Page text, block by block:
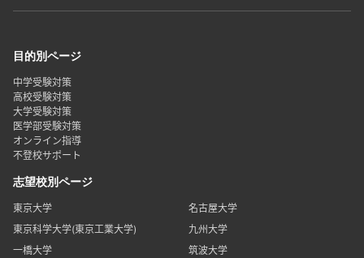
目的別ページ
中学受験対策
高校受験対策
大学受験対策
医学部受験対策
オンライン指導
不登校サポート
志望校別ページ
東京大学
名古屋大学
東京科学大学(東京工業大学)
九州大学
一橋大学
筑波大学